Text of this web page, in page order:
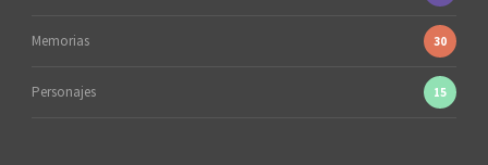
Memorias 30
Personajes 15